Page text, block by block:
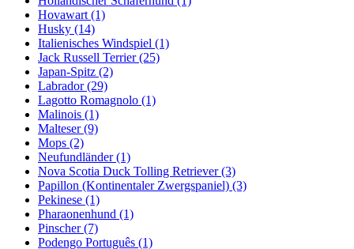
Hovawart (1)
Husky (14)
Italienisches Windspiel (1)
Jack Russell Terrier(25)
Japan-Spitz (2)
Labrador(29)
Lagotto Romagnolo (1)
Malinois (1)
Malteser(9)
Mops (2)
Neufundländer(1)
Nova Scotia Duck Tolling Retriever(3)
Papillon (Kontinentaler Zwergspaniel) (3)
Pekinese (1)
Pharaonenhund (1)
Pinscher(7)
Podengo Português (1)